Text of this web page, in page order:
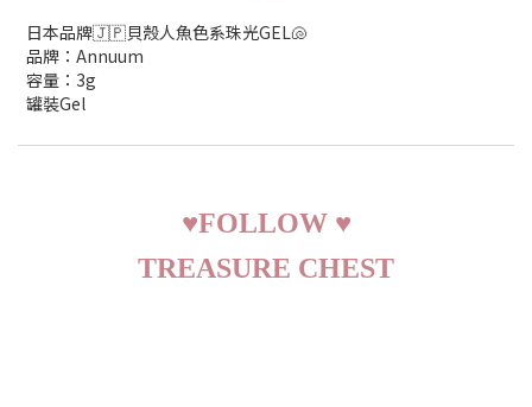
日本品牌🇯🇵貝殼人魚色系珠光GEL🐚
品牌：Annuum
容量：3g
罐裝Gel
♥FOLLOW ♥
TREASURE CHEST